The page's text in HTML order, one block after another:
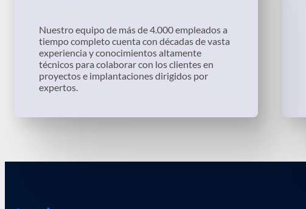
Nuestro equipo de más de 4.000 empleados a
tiempo completo cuenta con décadas de vasta
experiencia y conocimientos altamente
técnicos para colaborar con los clientes en
proyectos e implantaciones dirigidos por
expertos.